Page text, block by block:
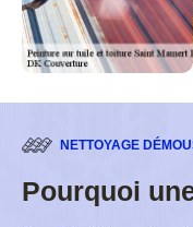
NETTOYAGE
Pourquoi